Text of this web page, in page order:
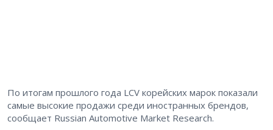
По итогам прошлого года LCV корейских марок показали
самые высокие продажи среди иностранных брендов,
сообщает Russian Automotive Market Research.